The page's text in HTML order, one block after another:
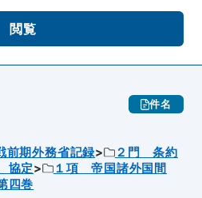
閲覧
件名
前期外務省記録
２門 条約
協定
１項 帝国諸外国間
四巻